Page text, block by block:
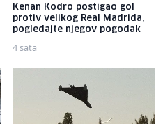
Kenan Kodro postigao gol
protiv velikog Real Madrida,
pogledajte njegov pogodak
4 sata